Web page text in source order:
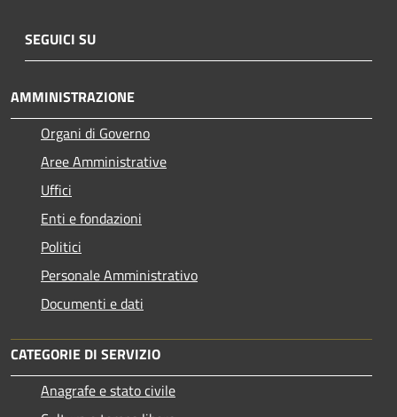
SEGUICI SU
AMMINISTRAZIONE
Organi di Governo
Aree Amministrative
Uffici
Enti e fondazioni
Politici
Personale Amministrativo
Documenti e dati
CATEGORIE DI SERVIZIO
Anagrafe e stato civile